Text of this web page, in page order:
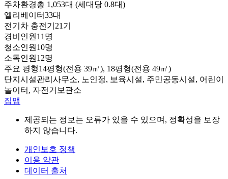
주차환경총 1,053대 (세대당 0.8대)
엘리베이터33대
전기차 충전기 21기
경비인원 11명
청소인원 10명
소독인원 12명
주요 평형14평형(전용 39㎡), 18평형(전용 49㎡)
단지시설관리사무소, 노인정, 보육시설, 주민공동시설, 어린이
놀이터, 자전거보관소
집맵
제공되는 정보는 오류가 있을 수 있으며, 정확성을 보장
하지 않습니다.
개인보호 정책
이용 약관
데이터 출처